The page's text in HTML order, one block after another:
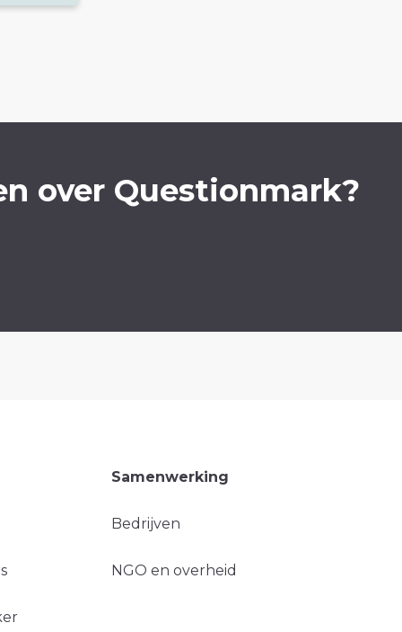
over Questionmark?
Samenwerking
Bedrijven
NGO en overheid